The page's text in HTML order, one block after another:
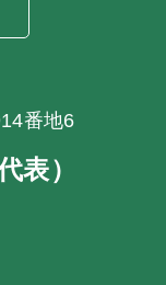
番地6
表）